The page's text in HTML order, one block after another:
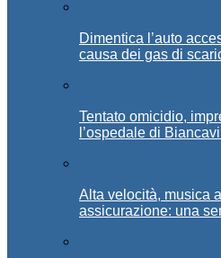
Dimentica l’auto
causa dei gas di
Tentato omicidio,
l’ospedale di
Alta velocità, musica
assicurazione: una